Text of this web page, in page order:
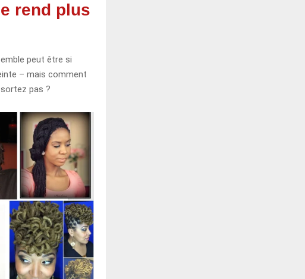
rend plus
peut être si
– mais comment
pas ?